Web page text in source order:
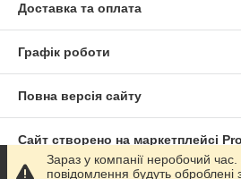
Доставка та оплата
Графік роботи
Повна версія сайту
Сайт створено на маркетплейсі
Зараз у компанії неробочий
повідомлення будуть